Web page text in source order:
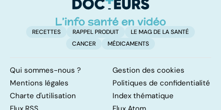
RECETTES RAPPEL PRODUIT
LE MAG DE LA SANTÉ
CANCER
MÉDICAMENTS
Qui sommes-nous ?
Gestion des cookies
Mentions légales
Politiques de confidentialité
Charte d'utilisation
Index thématique